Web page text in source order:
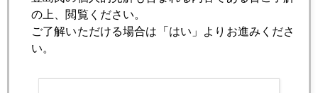
2012年10月22日
緊縮デモ、ロンドンに飛び火
の上、閲覧ください。
ご了解いただける場合は「はい」よりお進みくださ
い。